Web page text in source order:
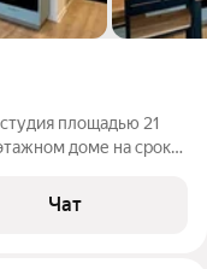
площадью 21
доме на срок
Чат